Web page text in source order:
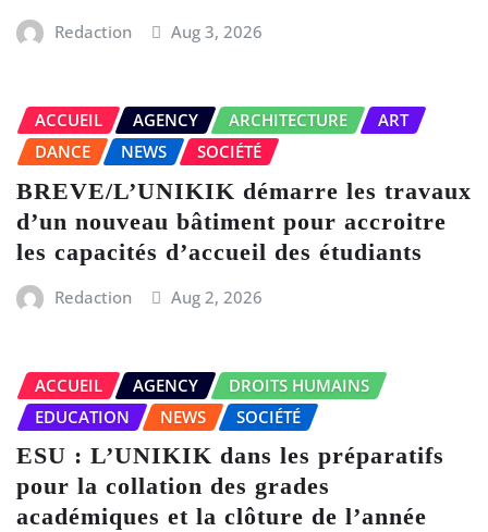
Redaction Aug 3, 2026
ACCUEIL AGENCY ARCHITECTURE
ART
DANCE
NEWS SOCIÉTÉ
BREVE/L’UNIKIK démarre les travaux
d’un nouveau bâtiment pour accroitre
les capacités d’accueil des étudiants
Redaction Aug 2, 2026
ACCUEIL AGENCY
DROITS HUMAINS
EDUCATION
NEWS SOCIÉTÉ
ESU : L’UNIKIK dans les préparatifs
pour la collation des grades
académiques et la clôture de l’année